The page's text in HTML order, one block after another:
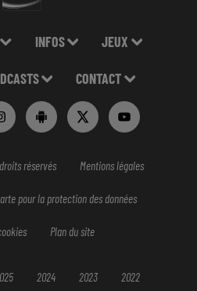
INFOS JEUX
CONTACT
réservés Mentions légales
pour la protection des données
Plan du site
2024 2023 2022